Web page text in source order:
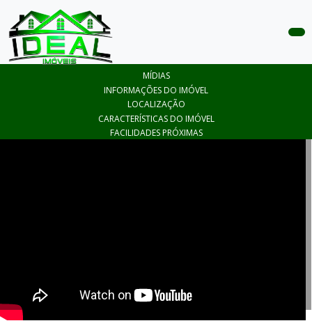
COMPRAR
LANÇAMENTOS
CLIENTE
MÍDIAS
INFORMAÇÕES DO IMÓVEL
LOCALIZAÇÃO
CARACTERÍSTICAS DO IMÓVEL
FACILIDADES PRÓXIMAS